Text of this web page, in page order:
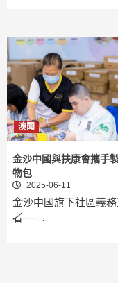
澳聞
金沙中國與扶康會攜手
物包
2025-06-11
金沙中國旗下社區義
者──…